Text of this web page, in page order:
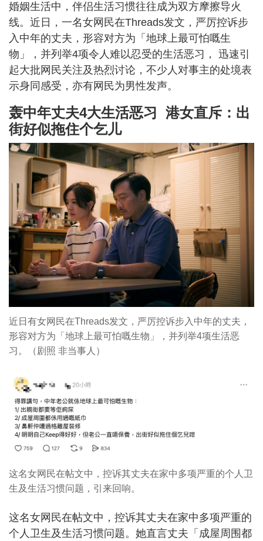
婚姻生活中，伴侣生活习惯往往成为双方摩擦导火
线。近日，一名女网民在Threads发文，严厉控诉步
入中年的丈夫，形容对方为「地球上最可怕嘅生
物」，并列举4项令人难以忍受的生活恶习， 迅速引
起大批网民关注及热烈讨论，不少人对事主的处境表
示身同感受，亦有网民为男性发声。
轰中年丈夫4大生活恶习 港女直斥：出
街好似拖住个乞儿
近日有女网民在Threads发文，严厉控诉步入中年的丈夫，
形容对方为「地球上最可怕嘅生物」，并列举4项生活恶
习。（剧照 非当事人）
这名女网民在帖文中，控诉其丈夫在家中多项严重的个人卫
生及生活习惯问题，引来回响。
这名女网民在帖文中，控诉其丈夫在家中多项严重的
个人卫生及生活习惯问题。她直言丈夫「成屋周围都